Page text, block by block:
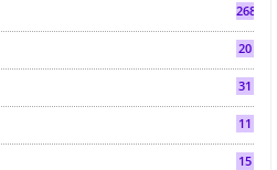
268
20
31
11
15